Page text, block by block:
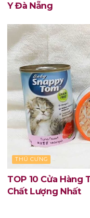
Y Đà Nẵng
THÚ CƯNG
TOP 10 Cửa Hàng
Chất Lượng Nhất